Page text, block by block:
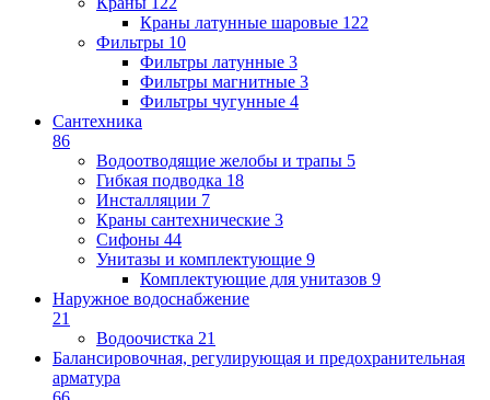
Краны латунные шаровые 122
Фильтры 10
Фильтры латунные 3
Фильтры магнитные 3
Фильтры чугунные 4
Сантехника
86
Водоотводящие желобы и трапы 5
Гибкая подводка 18
Инсталляции 7
Краны сантехнические 3
Сифоны 44
Унитазы и комплектующие 9
Комплектующие для унитазов 9
Наружное водоснабжение
21
Водоочистка 21
Балансировочная, регулирующая и предохранительная
арматура